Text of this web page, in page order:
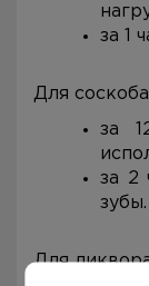
за 1
Для
за
за 2
зубы.
Для